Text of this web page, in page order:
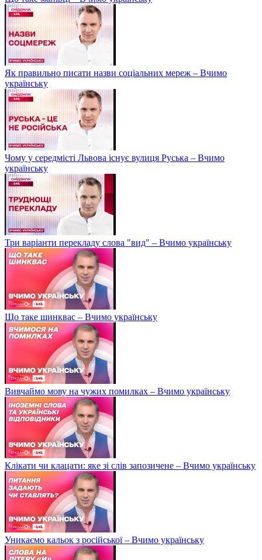
Як правильно писати назви соціальних мереж – Вчимо
українську
Чому у середмісті Львова існує вулиця Руська – Вчимо
українську
Три варіанти перекладу слова "вид" – Вчимо українську
Що таке шинквас – Вчимо українську
Вивчаймо мову на чужих помилках – Вчимо українську
Клікати чи клацати: яке зі слів запозичене – Вчимо українську
Уникаємо кальок з російської – Вчимо українську